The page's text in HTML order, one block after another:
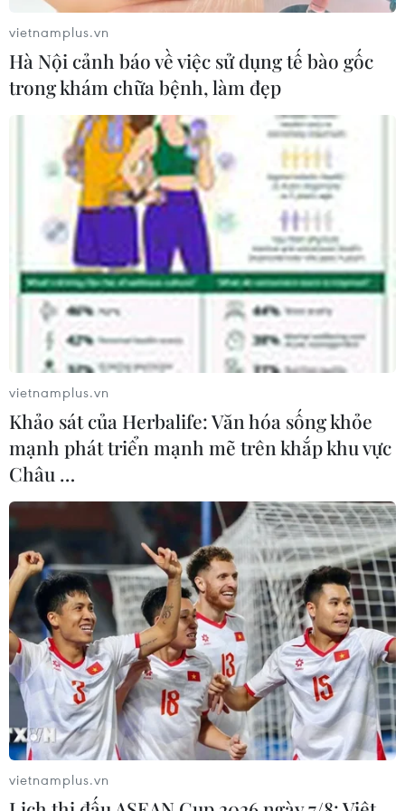
vietnamplus.vn
Hà Nội cảnh báo về việc sử dụng tế bào gốc
trong khám chữa bệnh, làm đẹp
vietnamplus.vn
Khảo sát của Herbalife: Văn hóa sống khỏe
mạnh phát triển mạnh mẽ trên khắp khu vực
Châu …
vietnamplus.vn